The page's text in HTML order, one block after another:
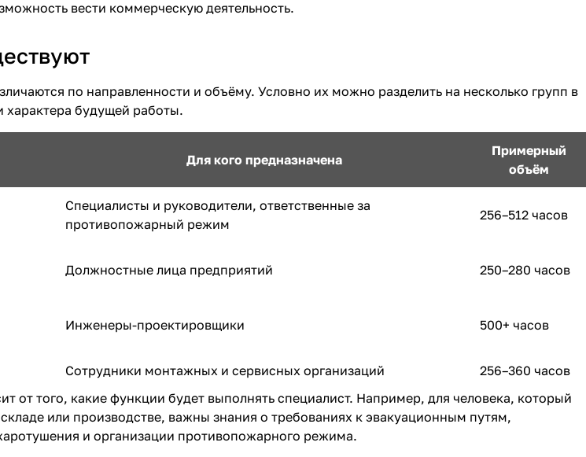
вести коммерческую деятельность.
по направленности и объёму. Условно их можно разделить на несколько групп в
характера будущей работы.
Для кого предназначена
Примерный
объём
Специалисты и руководители, ответственные за
противопожарный режим
256–512 часов
Должностные лица предприятий 250–280 часов
Инженеры-проектировщики 500+ часов
Сотрудники монтажных и сервисных организаций
256–360 часов
от того, какие функции будет выполнять специалист. Например, для человека, который
или производстве, важны знания о требованиях к эвакуационным путям,
и организации противопожарного режима.